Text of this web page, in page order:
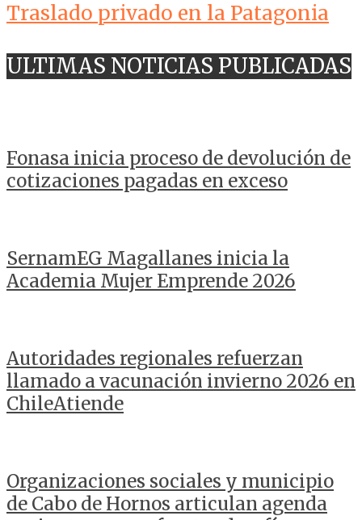
Traslado privado en la Patagonia
ULTIMAS NOTICIAS PUBLICADAS
Fonasa inicia proceso de devolución de
cotizaciones pagadas en exceso
SernamEG Magallanes inicia la
Academia Mujer Emprende 2026
Autoridades regionales refuerzan
llamado a vacunación invierno 2026 en
ChileAtiende
Organizaciones sociales y municipio
de Cabo de Hornos articulan agenda